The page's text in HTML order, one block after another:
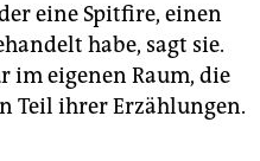
eine Spitfire, einen
habe, sagt sie.
im eigenen Raum, die
Teil ihrer Erzählungen.